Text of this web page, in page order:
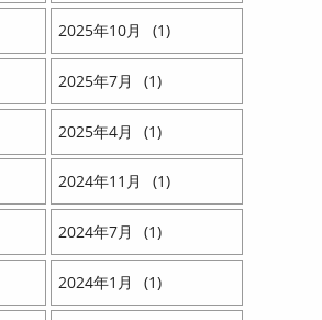
2025 10 1
2025 7 1
2025 4 1
2024 11 1
2024 7 1
2024 1 1